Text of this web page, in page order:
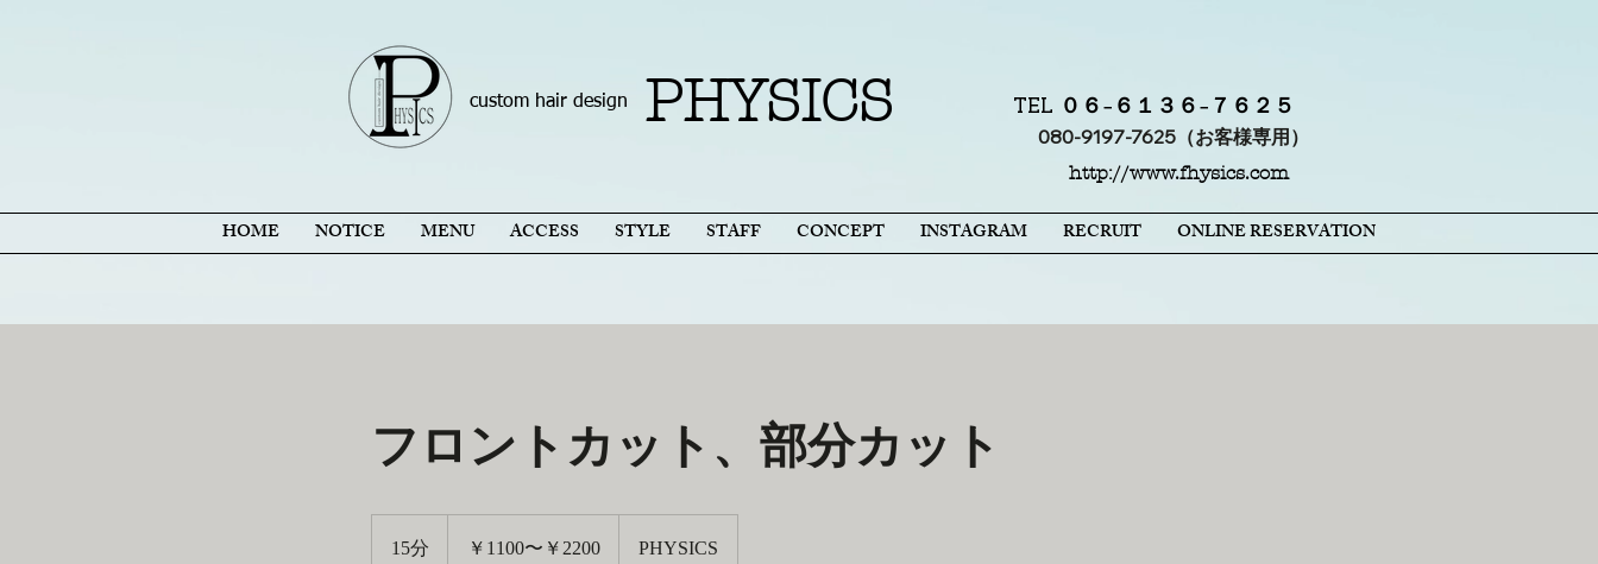
custom hair design PHYSICS TEL ０６−６１３６−７６２５
​080-9197-7625（お客様専用）
http://www.fhysics.com
HOME NOTICE MENU ACCESS STYLE STAFF CONCEPT INSTAGRAM RECRUIT ONLINE RESERVATION
フロントカット、部分カット
15分
￥2200￥1100〜￥2200 PHYSICS